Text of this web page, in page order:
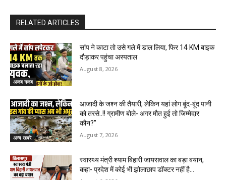
RELATED ARTICLES
अजब गजब
सांप ने काटा तो उसे गले में डाल लिया, फिर 14 KM बाइक
दौड़ाकर पहुंचा अस्पताल
August 8, 2026
अन्य खबरे
आजादी के जश्न की तैयारी, लेकिन यहां लोग बूंद-बूंद पानी
को तरसे..!! ग्रामीण बोले- अगर मौत हुई तो जिम्मेदार
कौन?”
August 7, 2026
स्वास्थ्य मंत्री श्याम बिहारी जायसवाल का बड़ा बयान,
कहा- प्रदेश में कोई भी झोलाछाप डॉक्टर नहीं है…